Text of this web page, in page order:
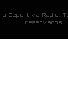
Deportiva Radio.
reservados.